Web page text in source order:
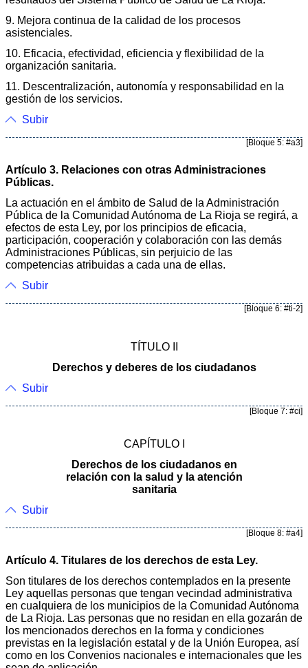
9. Mejora continua de la calidad de los procesos
asistenciales.
10. Eficacia, efectividad, eficiencia y flexibilidad de la
organización sanitaria.
11. Descentralización, autonomía y responsabilidad en la
gestión de los servicios.
Subir
[Bloque 5: #a3]
Artículo 3. Relaciones con otras Administraciones
Públicas.
La actuación en el ámbito de Salud de la Administración
Pública de la Comunidad Autónoma de La Rioja se regirá, a
efectos de esta Ley, por los principios de eficacia,
participación, cooperación y colaboración con las demás
Administraciones Públicas, sin perjuicio de las
competencias atribuidas a cada una de ellas.
Subir
[Bloque 6: #ti-2]
TÍTULO II
Derechos y deberes de los ciudadanos
Subir
[Bloque 7: #ci]
CAPÍTULO I
Derechos de los ciudadanos en
relación con la salud y la atención
sanitaria
Subir
[Bloque 8: #a4]
Artículo 4. Titulares de los derechos de esta Ley.
Son titulares de los derechos contemplados en la presente
Ley aquellas personas que tengan vecindad administrativa
en cualquiera de los municipios de la Comunidad Autónoma
de La Rioja. Las personas que no residan en ella gozarán de
los mencionados derechos en la forma y condiciones
previstas en la legislación estatal y de la Unión Europea, así
como en los Convenios nacionales e internacionales que les